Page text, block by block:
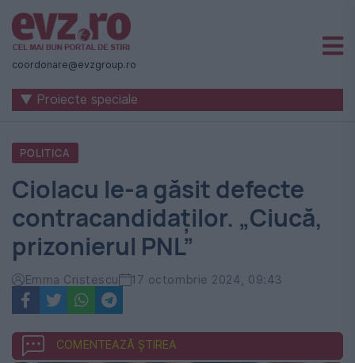
Știri
naționale
internaționale
România
-
Evenimentul
Zilei
coordonare@evzgroup.ro
▼ Proiecte speciale
POLITICA
Ciolacu le-a găsit defecte
contracandidaților. „Ciucă,
prizonierul PNL”
Emma Cristescu 17 octombrie 2024, 09:43
COMENTEAZĂ ȘTIREA